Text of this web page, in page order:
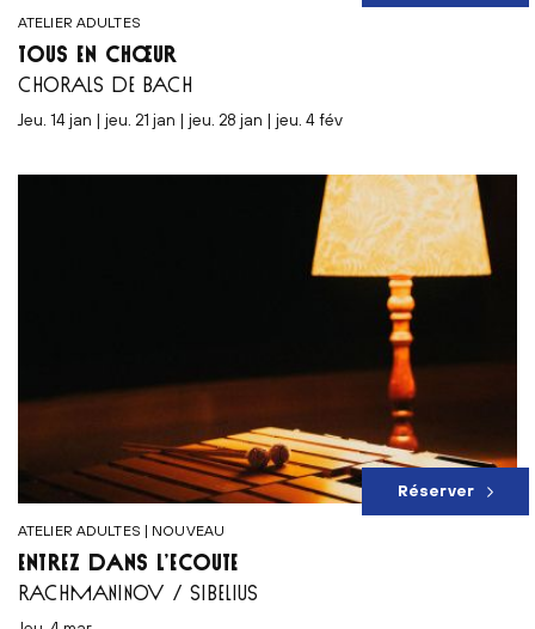
ATELIER ADULTES
TOUS EN CHŒUR
CHORALS DE BACH
jeu. 14 jan | jeu. 21 jan | jeu. 28 jan | jeu. 4 fév
ATELIER ADULTES | NOUVEAU
ENTREZ DANS L’ÉCOUTE
RACHMANINOV / SIBELIUS
Réserver